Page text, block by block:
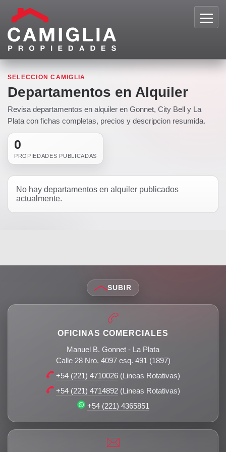
Toggle
SELECCION CAMIGLIA
Departamentos en Alquiler
Revisa departamentos en alquiler en Gonnet, City Bell y La
Plata con fichas completas, precios y descripcion resumida.
0
PROPIEDADES PUBLICADAS
No hay departamentos en alquiler publicados
actualmente.
SUBIR
OFICINAS COMERCIALES
Manuel B. Gonnet - La Plata
Calle 28 Nro. 4097 esq. 491 (1897)
+54 (221) 4710026(Lineas Rotativas)
+54 (221) 4714892(Lineas Rotativas)
+54 (221) 4365851